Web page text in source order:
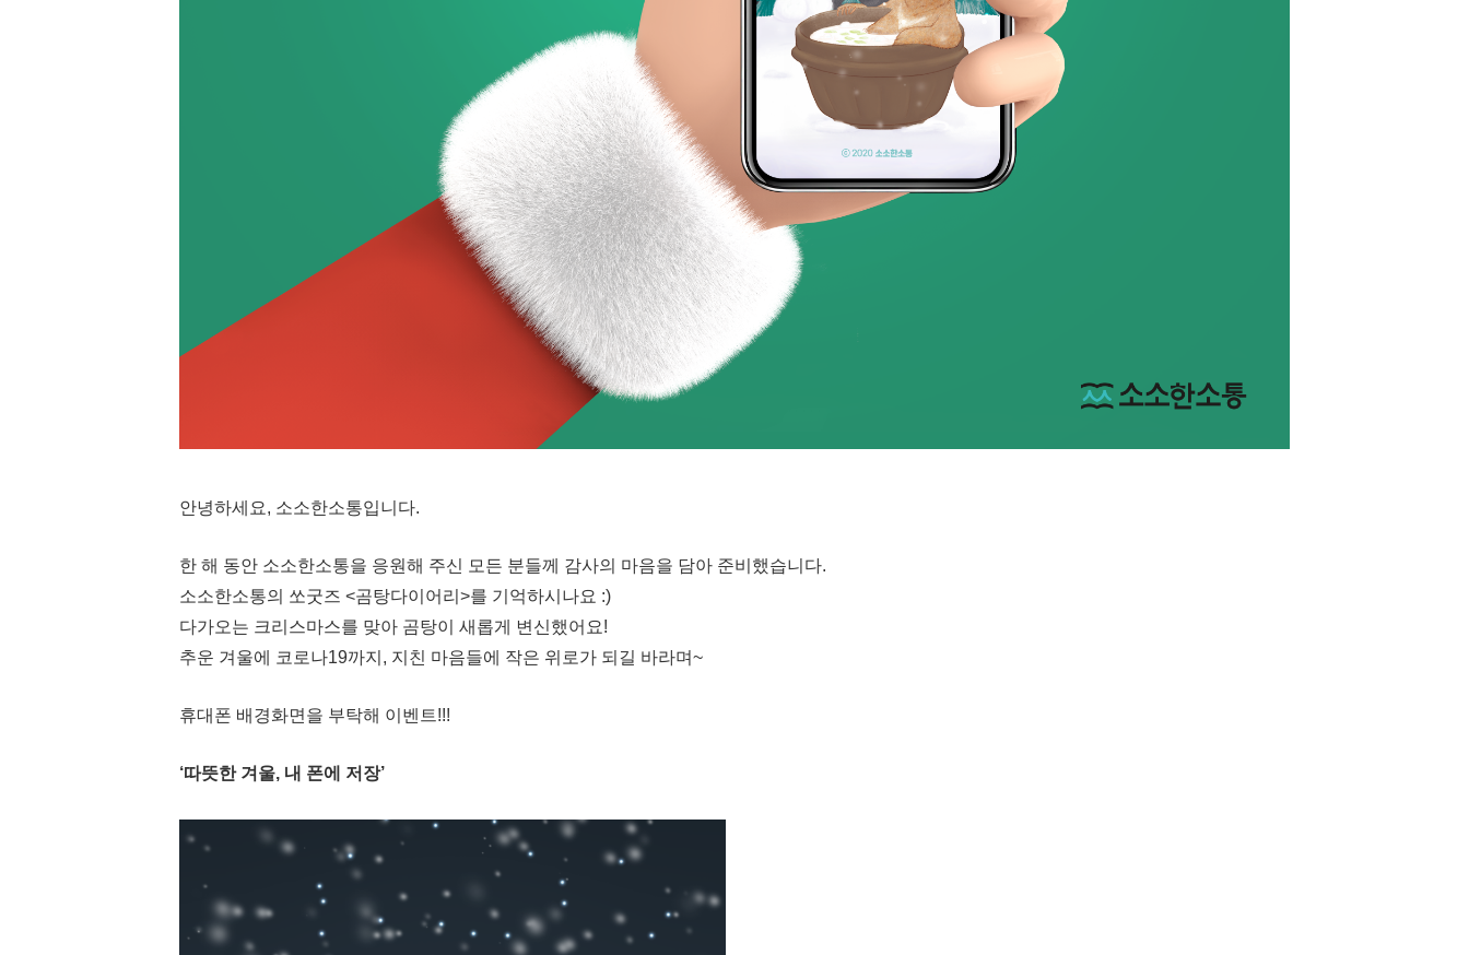
안녕하세요, 소소한소통입니다.
한 해 동안 소소한소통을 응원해 주신 모든 분들께 감사의 마음을 담아 준비했습니다.
소소한소통의 쏘굿즈 <곰탕다이어리>를 기억하시나요 :)
다가오는 크리스마스를 맞아 곰탕이 새롭게 변신했어요!
추운 겨울에 코로나19까지, 지친 마음들에 작은 위로가 되길 바라며~
휴대폰 배경화면을 부탁해 이벤트!!!
‘따뜻한 겨울, 내 폰에 저장’